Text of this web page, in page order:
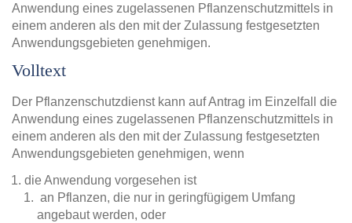
Anwendung eines zugelassenen Pflanzenschutzmittels in
einem anderen als den mit der Zulassung festgesetzten
Anwendungsgebieten genehmigen.
Volltext
Der Pflanzenschutzdienst kann auf Antrag im Einzelfall die
Anwendung eines zugelassenen Pflanzenschutzmittels in
einem anderen als den mit der Zulassung festgesetzten
Anwendungsgebieten genehmigen, wenn
die Anwendung vorgesehen ist
an Pflanzen, die nur in geringfügigem Umfang
angebaut werden, oder